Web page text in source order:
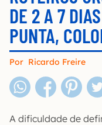
DE 2 A 7
PUNTA,
Por Ricardo Freire
A dificuldade de